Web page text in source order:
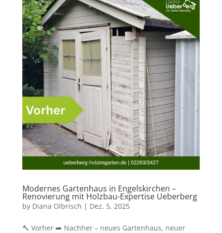
Modernes Gartenhaus in Engelskirchen –
Renovierung mit Holzbau-Expertise Ueberberg
by Diana Olbrisch | Dez. 5, 2025
🔨 Vorher ➡️ Nachher – neues Gartenhaus, neuer